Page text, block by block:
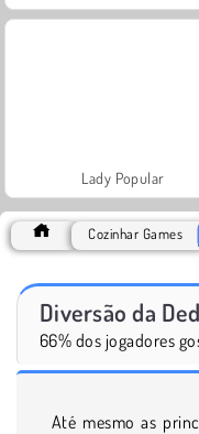
Lady Popular
Cozinhar Games
Diversão da
66% dos jogadores
Até mesmo as